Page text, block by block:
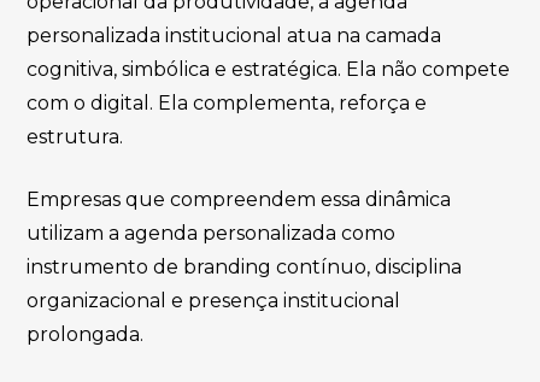
personalizada institucional atua na camada
cognitiva, simbólica e estratégica. Ela não compete
com o digital. Ela complementa, reforça e
estrutura.
Empresas que compreendem essa dinâmica
utilizam a agenda personalizada como
instrumento de branding contínuo, disciplina
organizacional e presença institucional
prolongada.